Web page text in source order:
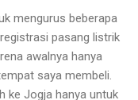
mengurus beberapa
pasang listrik
awalnya hanya
saya membeli.
ke Jogja hanya untuk